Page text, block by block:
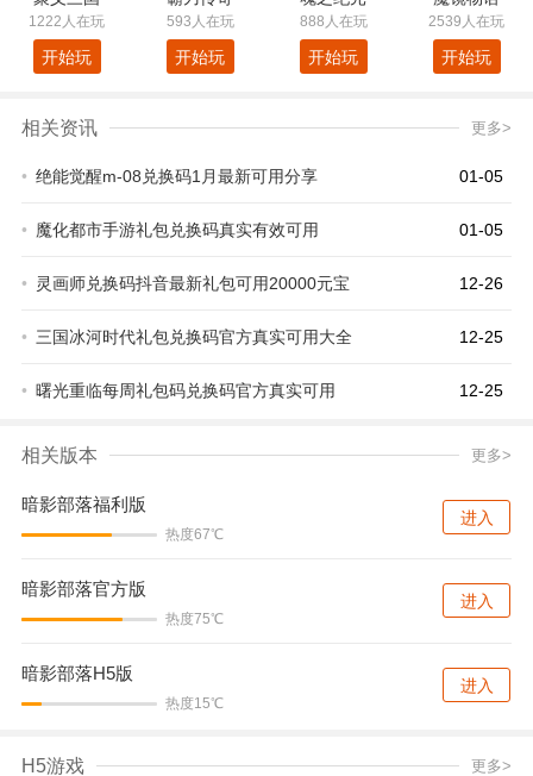
1222人在玩
开始玩
593人在玩
开始玩
888人在玩
开始玩
2539人在玩
开始玩
相关资讯 更多>
• 绝能觉醒m-08兑换码1月最新可用分享 01-05
• 魔化都市手游礼包兑换码真实有效可用 01-05
• 灵画师兑换码抖音最新礼包可用20000元宝 12-26
• 三国冰河时代礼包兑换码官方真实可用大全 12-25
• 曙光重临每周礼包码兑换码官方真实可用 12-25
相关版本 更多>
暗影部落福利版
热度67℃
进入
暗影部落官方版
热度75℃
进入
暗影部落H5版
热度15℃
进入
H5游戏 更多>